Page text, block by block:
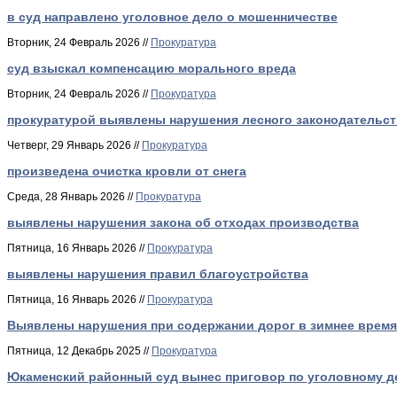
в суд направлено уголовное дело о мошенничестве
Вторник, 24 Февраль 2026 // Прокуратура
суд взыскал компенсацию морального вреда
Вторник, 24 Февраль 2026 // Прокуратура
прокуратурой выявлены нарушения лесного
Четверг, 29 Январь 2026 // Прокуратура
произведена очистка кровли от снега
Среда, 28 Январь 2026 // Прокуратура
выявлены нарушения закона об отходах производства
Пятница, 16 Январь 2026 // Прокуратура
выявлены нарушения правил благоустройства
Пятница, 16 Январь 2026 // Прокуратура
Выявлены нарушения при содержании дорог в зимнее
Пятница, 12 Декабрь 2025 // Прокуратура
Юкаменский районный суд вынес приговор по уголовному